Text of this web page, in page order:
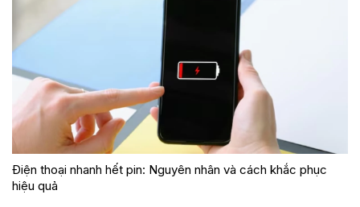
Điện thoại nhanh hết pin: Nguyên nhân và cách khắc phục
hiệu quả